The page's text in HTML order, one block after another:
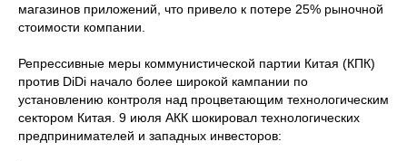
магазинов приложений, что привело к потере 25% рыночной
стоимости компании.
Репрессивные меры коммунистической партии Китая (КПК)
против DiDi начало более широкой кампании по
установлению контроля над процветающим технологическим
сектором Китая. 9 июля АКК шокировал технологических
предпринимателей и западных инвесторов: